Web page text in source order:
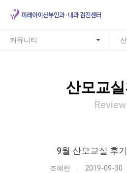
커뮤니티
산모교실
Review
9월 산모교실 후
조혜란 2019-09-30